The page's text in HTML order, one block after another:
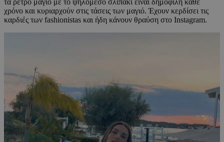
τα ρετρό μαγιό με το ψηλόμεσο σλιπάκι είναι δημοφιλή κάθε
χρόνο και κυριαρχούν στις τάσεις των μαγιό. Έχουν κερδίσει τις
καρδιές των fashionistas και ήδη κάνουν θραύση στο Instagram.